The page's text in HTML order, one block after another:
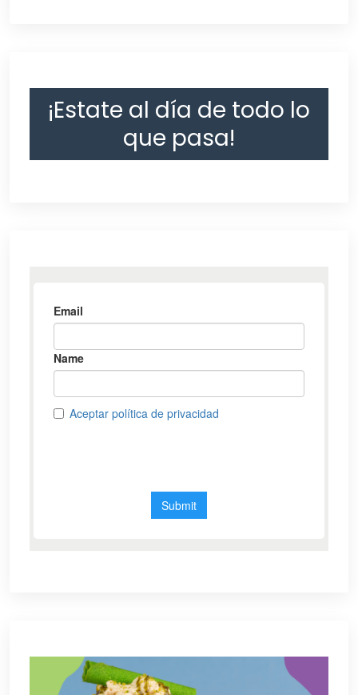
¡Estate al día de todo lo
que pasa!